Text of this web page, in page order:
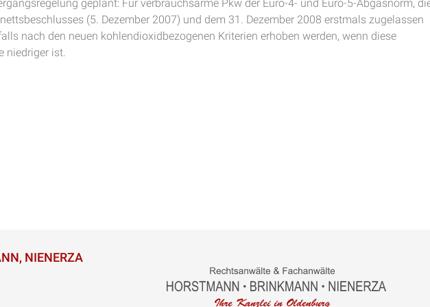
geplant: Für verbrauchsarme Pkw der Euro-4- und Euro-5-Abgasnorm,
(5. Dezember 2007) und dem 31. Dezember 2008 erstmals zugelassen
nach den neuen kohlendioxidbezogenen Kriterien erhoben werden, wenn diese
niedriger ist.
NIENERZA